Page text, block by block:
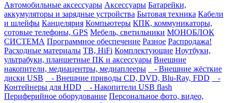
Автомобильные аксессуары Аксессуары Батарейки,
аккумуляторы и зарядные устройства Бытовая техника Кабели
и шлейфы Канцелярия Компьютеры КПК, коммуникаторы,
сотовые телефоны, GPS Мебель, светильники МОНОБЛОК
СИСТЕМА Программное обеспечение Разное Распродажа!
Расходные материалы ТВ, HiFi Комплектующие Ноутбуки,
ультрабуки, планшетные ПК и аксессуары Внешние
накопители, медиацентры, медиаплееры
- Внешние жёсткие
диски USB
- Внешние приводы CD, DVD, Blu-Ray, FDD
-
Контейнеры для HDD
- Накопители USB flash
Периферийное оборудование Персональное фото, видео,